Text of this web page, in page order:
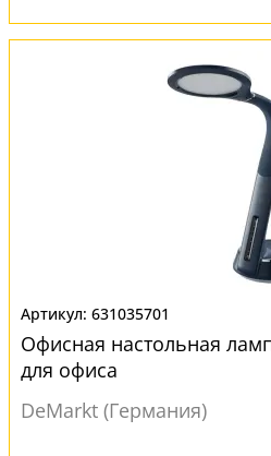
631035701
Офисная настольная
для офиса
DeMarkt (Германия)